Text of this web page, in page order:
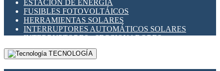
ESTACIÓN DE ENERGÍA
FUSIBLES FOTOVOLTÁICOS
HERRAMIENTAS SOLARES
INTERRUPTORES AUTOMÁTICOS SOLARES
INTERRUPTORES - SECCIONADORES
FOTOVOLTÁICOS
MONTAJE PANEL SOLAR
TECNOLOGÍA